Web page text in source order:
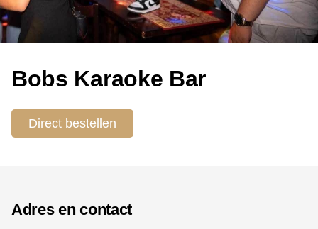
Bobs Karaoke Bar
Direct bestellen
Adres en contact